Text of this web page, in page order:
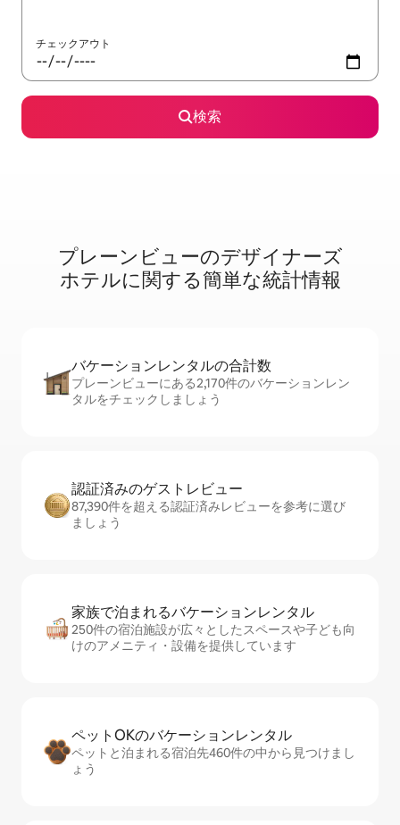
チェックアウト
検索
プレーンビューのデ⁠ザ⁠イ⁠ナ⁠ー⁠ズ
ホ⁠テ⁠ル⁠に関⁠す⁠る簡⁠単⁠な統⁠計情⁠報
バケーションレ⁠ン⁠タ⁠ル⁠の合⁠計⁠数
プレーンビューにある2,170件のバケーションレン
タルをチェックしましょう
認証済みのゲ⁠ス⁠ト⁠レ⁠ビ⁠ュ⁠ー
87,390件を超える認証済みレビューを参考に選び
ましょう
家族で泊まれるバ⁠ケ⁠ー⁠シ⁠ョ⁠ンレ⁠ン⁠タ⁠ル
250件の宿泊施設が広々としたスペースや子ども向
けのアメニティ・設備を提供しています
ペットOKのバ⁠ケ⁠ー⁠シ⁠ョ⁠ンレ⁠ン⁠タ⁠ル
ペットと泊まれる宿泊先460件の中から見つけまし
ょう